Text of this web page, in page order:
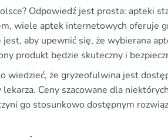
Odpowiedź jest prosta: apteki
wiele aptek internetowych oferuje
aby upewnić się, że wybierana
produkt będzie skuteczny i
wiedzieć, że gryzeofulwina jest
Ceny szacowane dla
go stosunkowo dostępnym